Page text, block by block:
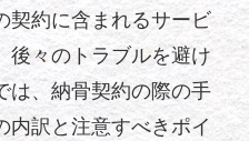
契約に含まれるサービ
後々のトラブルを避け
は、納骨契約の際の手
内訳と注意すべきポイ